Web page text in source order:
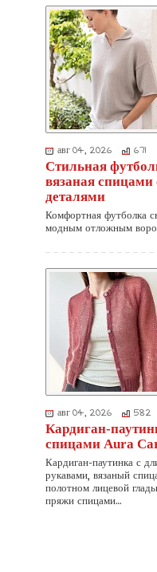
авг 04, 2026 671
Стильная
вязаная
деталями
Комфортная футболка
модным отложным
авг 04, 2026 582
Кардиган-
спицами Aura
Кардиган-паутинка с
рукавами, вязаный
полотном лицевой
пряжи спицами…